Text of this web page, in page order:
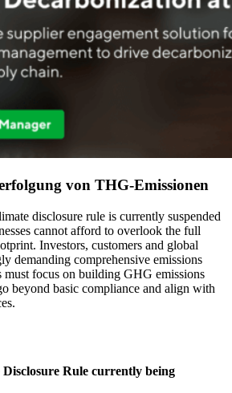
von THG-Emissionen
disclosure rule is currently suspended
cannot afford to overlook the full
Investors, customers and global
demanding comprehensive emissions
must focus on building GHG emissions
beyond basic compliance and align with
Rule currently being